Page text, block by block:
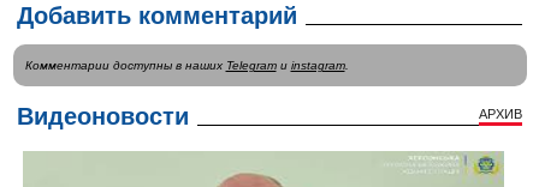
Добавить комментарий
Комментарии доступны в наших Telegramи instagram.
Видеоновости АРХИВ